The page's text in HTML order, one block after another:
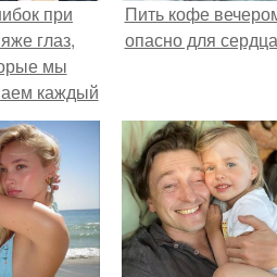
при
глаз,
мы
каждый
Пить кофе
опасно для